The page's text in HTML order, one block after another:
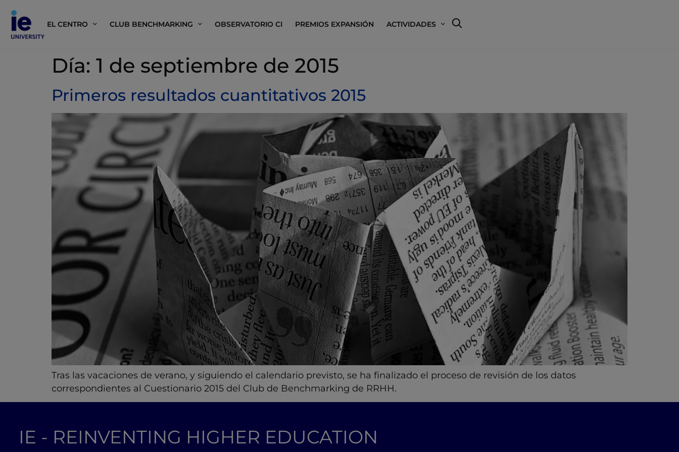
EL CENTRO CLUB BENCHMARKING OBSERVATORIO CI PREMIOS EXPANSIÓN ACTIVIDADES
Día: 1 de septiembre de 2015
Primeros resultados cuantitativos 2015
Tras las vacaciones de verano, y siguiendo el calendario previsto, se ha finalizado el proceso de revisión de los datos
correspondientes al Cuestionario 2015 del Club de Benchmarking de RRHH.
IE - REINVENTING HIGHER EDUCATION